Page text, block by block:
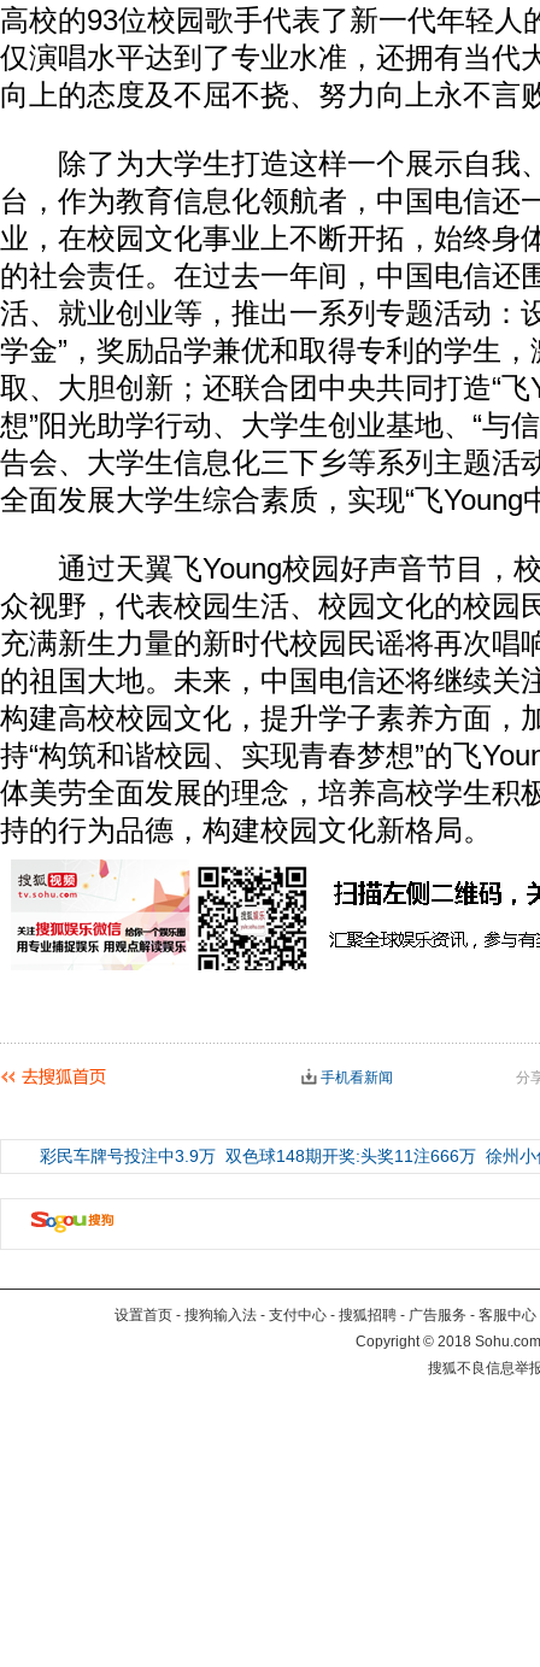
高校的93位校园歌手代表了新一代年轻人
仅演唱水平达到了专业水准，还拥有当代
向上的态度及不屈不挠、努力向上永不言
除了为大学生打造这样一个展示自我
台，作为教育信息化领航者，中国电信还
业，在校园文化事业上不断开拓，始终身
的社会责任。在过去一年间，中国电信还
活、就业创业等，推出一系列专题活动：
学金”，奖励品学兼优和取得专利的学生
取、大胆创新；还联合团中央共同打造“
想”阳光助学行动、大学生创业基地、“与
告会、大学生信息化三下乡等系列主题活
全面发展大学生综合素质，实现“飞Young
通过天翼飞Young校园好声音节目，
众视野，代表校园生活、校园文化的校园
充满新生力量的新时代校园民谣将再次唱
的祖国大地。未来，中国电信还将继续关
构建高校校园文化，提升学子素养方面，
持“构筑和谐校园、实现青春梦想”的飞
体美劳全面发展的理念，培养高校学生积
持的行为品德，构建校园文化新格局。
分
手机看新闻
彩民车牌号投注中3.9万 双色球148期开奖:头奖11注666万 徐州
设置首页 - 搜狗输入法 - 支付中心 - 搜狐招聘 - 广告服务 - 客服中心
Copyright©2018
搜狐不良信息举